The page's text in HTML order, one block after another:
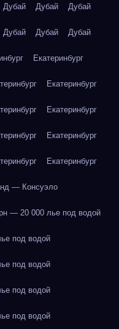
Дубай Дубай Дубай
Дубай Дубай Дубай
Екатеринбург
Екатеринбург
Екатеринбург
Екатеринбург
Екатеринбург
— Консуэло
— 20 000 лье под водой
под водой
под водой
под водой
под водой